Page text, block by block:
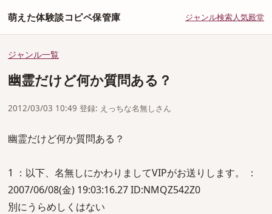
萌えた体験談コピペ保管庫 ジャンル検索人気殿堂
ジャンル一覧
幽霊だけど何か質問ある？
2012/03/03 10:49 登録: えっちな名無しさん
幽霊だけど何か質問ある？
1 ：以下、名無しにかわりましてVIPがお送りします。 ：
2007/06/08(金) 19:03:16.27 ID:NMQZ542Z0
別にうらめしくはない